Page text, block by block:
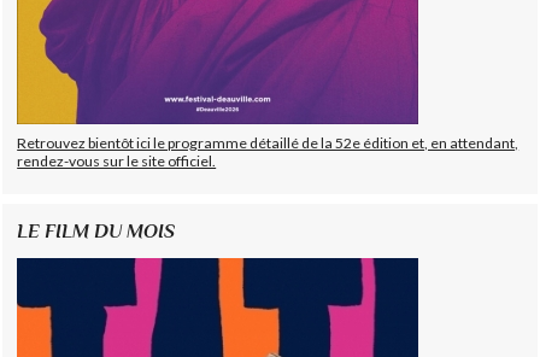
Retrouvez bientôt ici le programme détaillé de la 52e édition et, en attendant,
rendez-vous sur le site officiel.
LE FILM DU MOIS